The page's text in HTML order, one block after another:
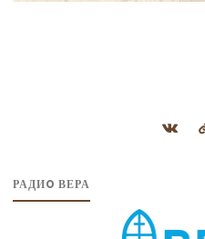
РАДИO ВЕРА